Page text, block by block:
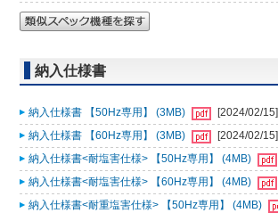
納入仕様書
納入仕様書 【50Hz専用】 (3MB)
[2024/02/15]
納入仕様書 【60Hz専用】 (3MB)
[2024/02/15]
納入仕様書<耐塩害仕様> 【50Hz専用】 (4MB)
納入仕様書<耐塩害仕様> 【60Hz専用】 (4MB)
納入仕様書<耐重塩害仕様> 【50Hz専用】 (4MB)